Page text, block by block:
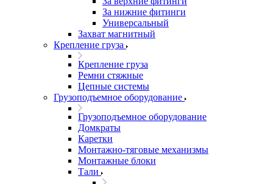
За нижние фитинги
Универсальный
Захват магнитный
Крепление груза
Крепление груза
Ремни стяжные
Цепные системы
Грузоподъемное оборудование
Грузоподъемное оборудование
Домкраты
Каретки
Монтажно-тяговые механизмы
Монтажные блоки
Тали